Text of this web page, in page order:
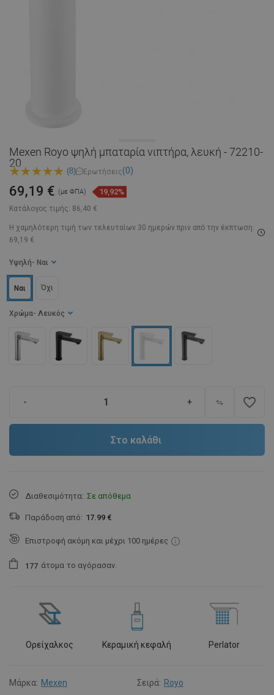
Mexen Royo ψηλή μπαταρία νιπτήρα, λευκή - 72210-
20
(8) Ερωτήσεις(0)
Κατάλογος τιμής: 86,40 €
69,19 € (με ΦΠΑ) 19,92%
Η χαμηλότερη τιμή των τελευταίων 30 ημερών πριν από την έκπτωση:
69,19 €
Χρώμα - Λευκός
Υψηλή - Ναι
Ναι Όχι
- + favorite_border
Στο καλάθι
Διαθεσιμότητα: Σε απόθεμα
Παράδοση από: 17.99 €
Επιστροφή ακόμη και μέχρι 100 ημέρες
1 77 άτομα το αγόρασαν.
Ορείχαλκος Κεραμική κεφαλή Perlator
Μάρκα: Mexen Σειρά: Royo